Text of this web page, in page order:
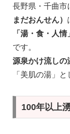
長野県・千曲市
まだおんせん）
「湯・食・人情
です。
源泉かけ流しの
「美肌の湯」
100年以上